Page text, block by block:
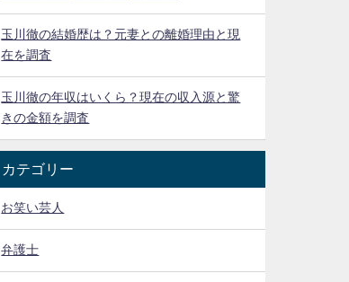
玉川徹の結婚歴は？元妻との離婚理由と現
在を調査
玉川徹の年収はいくら？現在の収入源と驚
きの金額を調査
カテゴリー
お笑い芸人
弁護士